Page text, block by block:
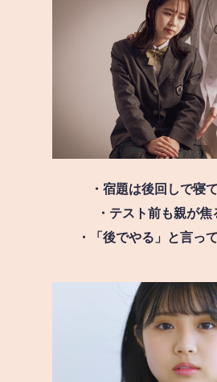
・宿題は後回しで寝
・テスト前も親が
・「後でやる」と言っ